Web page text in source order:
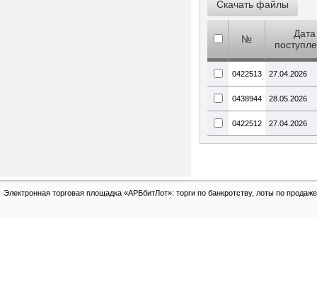
№
Дата
0422513 27.04.2026
0438944 28.05.2026
0422512 27.04.2026
Электронная торговая площадка «АРБбитЛот»: торги по банкротству, лоты по